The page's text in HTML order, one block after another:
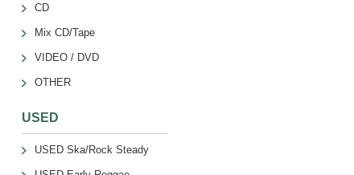
CD
Mix CD/Tape
VIDEO / DVD
OTHER
USED
USED Ska/Rock Steady